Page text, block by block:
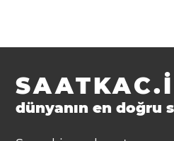
dünyanın en doğru